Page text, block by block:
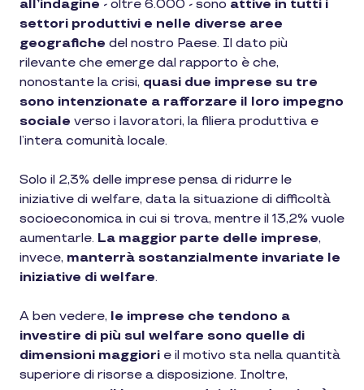
all’indagine - oltre 6.000 - sono attive in tutti i
settori produttivi e nelle diverse aree
geografiche del nostro Paese. Il dato più
rilevante che emerge dal rapporto è che,
nonostante la crisi, quasi due imprese su tre
sono intenzionate a rafforzare il loro impegno
sociale verso i lavoratori, la filiera produttiva e
l’intera comunità locale.
Solo il 2,3% delle imprese pensa di ridurre le
iniziative di welfare, data la situazione di difficoltà
socioeconomica in cui si trova, mentre il 13,2% vuole
aumentarle. La maggior parte delle imprese,
invece, manterrà sostanzialmente invariate le
iniziative di welfare.
A ben vedere, le imprese che tendono a
investire di più sul welfare sono quelle di
dimensioni maggiori e il motivo sta nella quantità
superiore di risorse a disposizione. Inoltre,